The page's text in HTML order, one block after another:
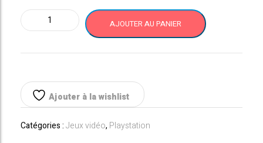
quantité
de
PS5
FIFA23
AJOUTER AU PANIER
Ajouter à la wishlist
Catégories :Jeux vidéo, Playstation